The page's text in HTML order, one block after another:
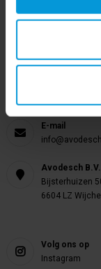
Onze product
E-mail
Avodesch B.V.
Bijsterhuizen
6604 LZ
Volg ons op
Instagram